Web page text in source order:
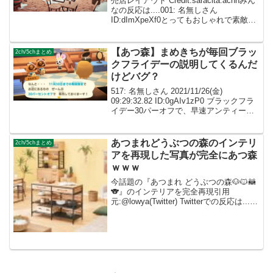
なの反応は....001: 名無しさん
ID:dImXpeXf0とってもおしゃれで素敵で
0...
2ch/5chまとめ
【あつ森】まめきちが毎回ブラッ
クフライデーの説明してくるんだ
けどバグ？
517: 名無しさん 2021/11/26(金)
09:29:32.82 ID:0gAIv1zP0 ブラックフラ
イデー30パーオフで、早速アンティーク
2ch/5chまとめ
あつまれどうぶつの森のインテリ
アを再現した写真が完全にあつ森
ｗｗｗ
今話題の『あつまれ どうぶつの森🐶🐱🦝
🐨』のインテリアを完全再現引用
元:@lowya(Twitter) Twitterでの反応は...1: